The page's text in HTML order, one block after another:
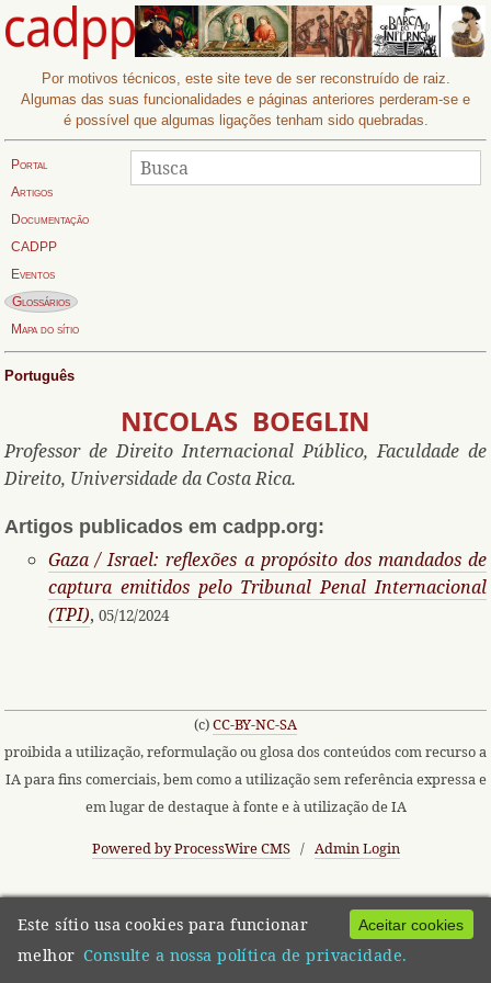
Por motivos técnicos, este site teve de ser reconstruído de raiz.
Algumas das suas funcionalidades e páginas anteriores perderam-se e
é possível que algumas ligações tenham sido quebradas.
Portal
Artigos
Documentação
CADPP
Eventos
Página actual:
Glossários
Mapa do sítio
Busca:
Procurar
Português
NICOLAS BOEGLIN
Professor deDireito Internacional Público, Faculdade de
Direito, Universidade da Costa Rica.
Artigos publicados em cadpp.org:
Gaza / Israel: reflexões a propósito dos mandados de
captura emitidos pelo Tribunal Penal Internacional
(TPI), 05/12/2024
(c)CC-BY-NC-SA
proibida a utilização, reformulação ou glosa dos conteúdos com recurso a
IA para fins comerciais, bem como a utilização sem referência expressa e
em lugar de destaque à fonte e à utilização de IA
Powered by ProcessWire CMS/ Admin Login
Aceitar cookies
Este sítio usa cookies para funcionar
melhor Consulte a nossa política de privacidade.